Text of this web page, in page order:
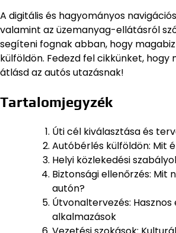
A digitális és hagyományos
valamint az üzemanyag-ellátásról
segíteni fognak abban, hogy
külföldön. Fedezd fel cikkünket, hogy
átlásd az autós utazásnak!
Tartalomjegyzék
Úti cél kiválasztása és
Autóbérlés külföldön: Mit
Helyi közlekedési
Biztonsági ellenőrzés: Mit
autón?
Útvonaltervezés: Hasznos
alkalmazások